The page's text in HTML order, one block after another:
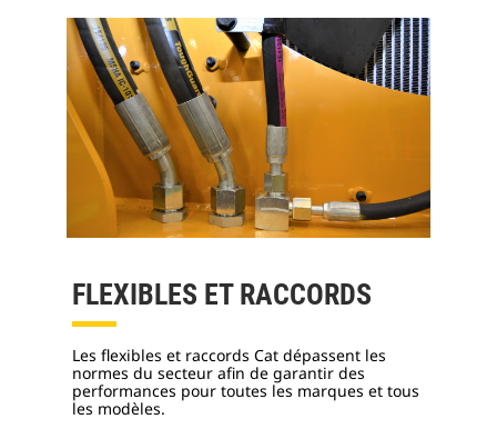
FLEXIBLES ET RACCORDS
Les flexibles et raccords Cat dépassent les
normes du secteur afin de garantir des
performances pour toutes les marques et tous
les modèles.